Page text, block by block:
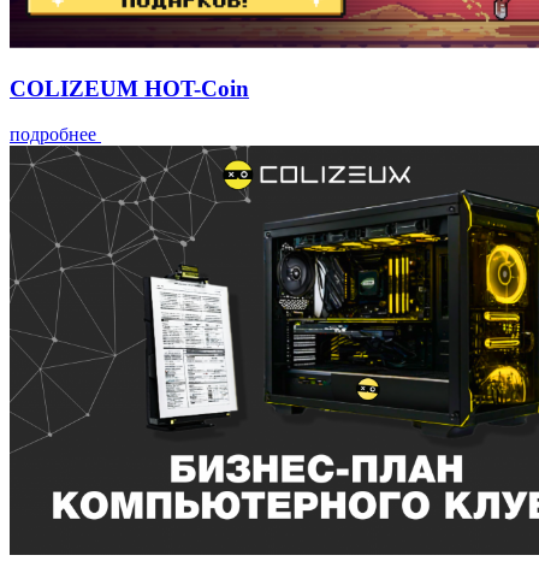
COLIZEUM HOT-Coin
подробнее